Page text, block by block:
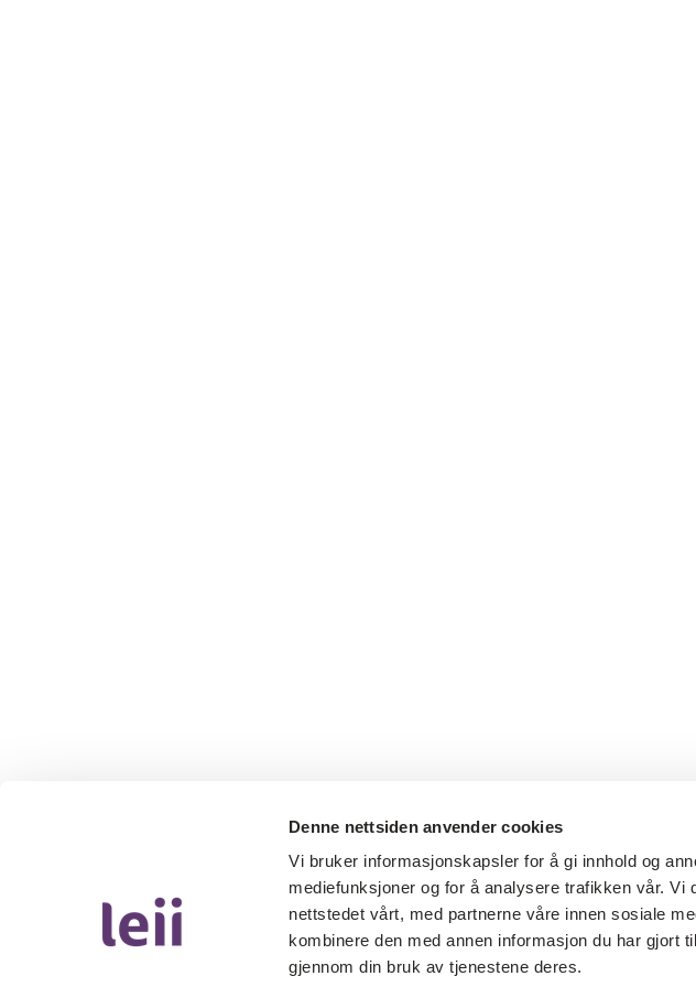
Denne nettsiden anvender cookies
Vi bruker informasjonskapsler for å gi innhold og
mediefunksjoner og for å analysere trafikken vår.
nettstedet vårt, med partnerne våre innen sosiale
kombinere den med annen informasjon du har gjort
gjennom din bruk av tjenestene deres.